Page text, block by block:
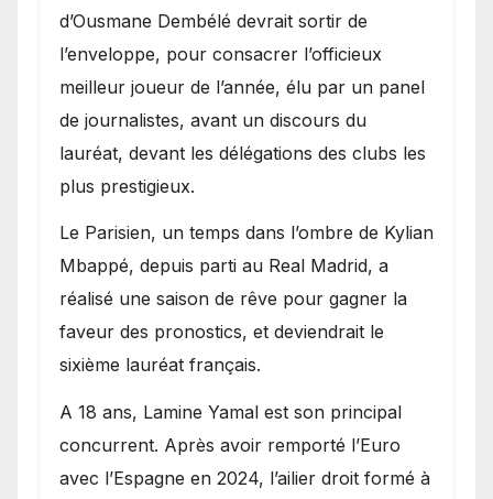
d’Ousmane Dembélé devrait sortir de
l’enveloppe, pour consacrer l’officieux
meilleur joueur de l’année, élu par un panel
de journalistes, avant un discours du
lauréat, devant les délégations des clubs les
plus prestigieux.
Le Parisien, un temps dans l’ombre de Kylian
Mbappé, depuis parti au Real Madrid, a
réalisé une saison de rêve pour gagner la
faveur des pronostics, et deviendrait le
sixième lauréat français.
A 18 ans, Lamine Yamal est son principal
concurrent. Après avoir remporté l’Euro
avec l’Espagne en 2024, l’ailier droit formé à